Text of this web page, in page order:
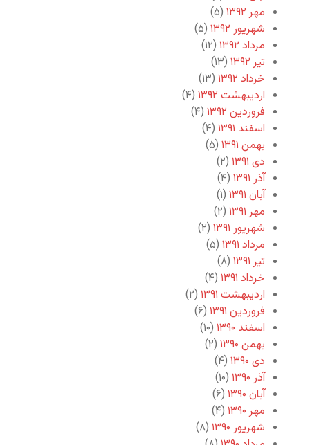
مهر ۱۳۹۲
(۵)
شهریور ۱۳۹۲
(۵)
مرداد ۱۳۹۲
(۱۲)
تیر ۱۳۹۲
(۱۳)
خرداد ۱۳۹۲
(۱۳)
اردیبهشت ۱۳۹۲
(۴)
فروردین ۱۳۹۲
(۴)
اسفند ۱۳۹۱
(۴)
بهمن ۱۳۹۱
(۵)
دی ۱۳۹۱
(۲)
آذر ۱۳۹۱
(۴)
آبان ۱۳۹۱
(۱)
مهر ۱۳۹۱
(۲)
شهریور ۱۳۹۱
(۲)
مرداد ۱۳۹۱
(۵)
تیر ۱۳۹۱
(۸)
خرداد ۱۳۹۱
(۴)
اردیبهشت ۱۳۹۱
(۲)
فروردین ۱۳۹۱
(۶)
اسفند ۱۳۹۰
(۱۰)
بهمن ۱۳۹۰
(۲)
دی ۱۳۹۰
(۴)
آذر ۱۳۹۰
(۱۰)
آبان ۱۳۹۰
(۶)
مهر ۱۳۹۰
(۴)
شهریور ۱۳۹۰
(۸)